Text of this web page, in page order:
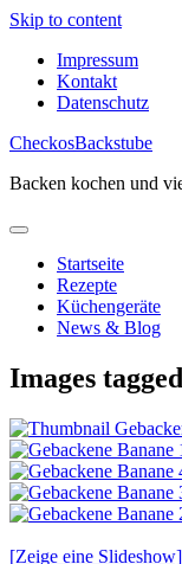
Skip to content
Impressum
Kontakt
Datenschutz
CheckosBackstube
Backen kochen und
Startseite
Rezepte
Küchengeräte
News & Blog
Images
[Zeige eine Slideshow]